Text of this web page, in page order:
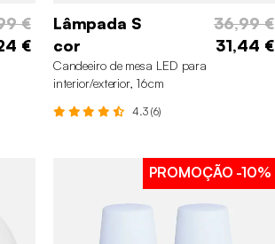
€
€
Lâmpada S
cor
36,99 €
31,44 €
Candeeiro de mesa LED para
interior/exterior, 16cm
4.3 (6)
PROMOÇÃO -10%